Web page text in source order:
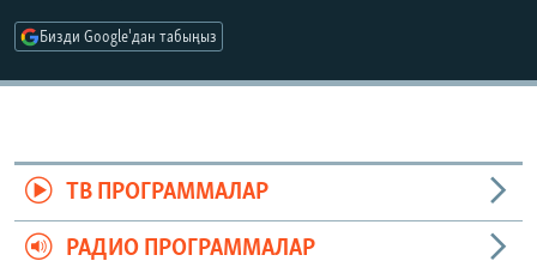
Бизди Google'дан табыңыз
ТВ ПРОГРАММАЛАР
РАДИО ПРОГРАММАЛАР